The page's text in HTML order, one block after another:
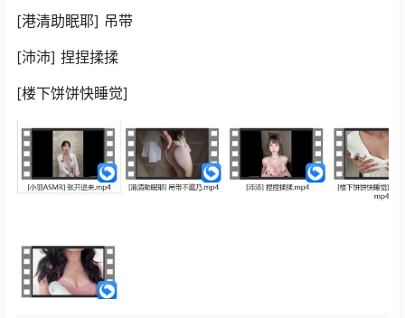
[港清助眠耶] 吊带
[沛沛] 捏捏揉揉
[楼下饼饼快睡觉]